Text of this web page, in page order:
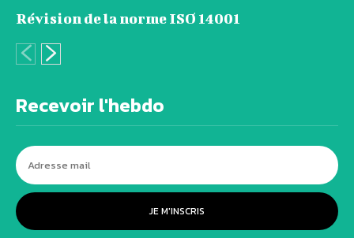
Révision de la norme ISO 14001
Recevoir l'hebdo
JE M'INSCRIS